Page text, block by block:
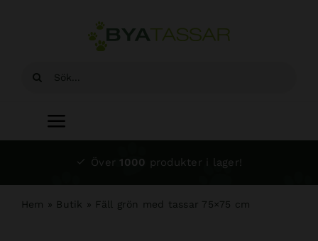
Sök
Toggle
Navigation
Över 1000 produkter i lager!
Hem » Butik » Fäll grön med tassar 75×75 cm